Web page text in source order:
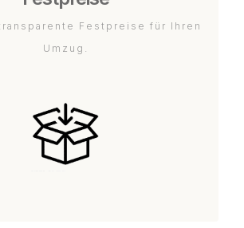
Festpreise für Ihren
Umzug.